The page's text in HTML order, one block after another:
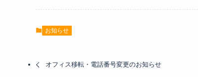
お知らせ
オフィス移転・電話番号変更のお知らせ